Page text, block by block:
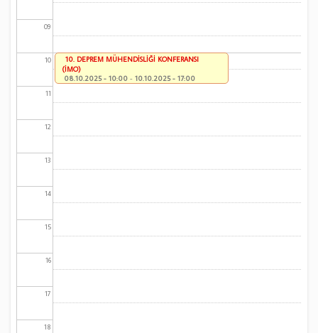
09
10
11
12
13
14
15
16
17
18
10. DEPREM MÜHENDİSLİĞİ KONFERANSI
(İMO)
08.10.2025 - 10:00 -10.10.2025 - 17:00